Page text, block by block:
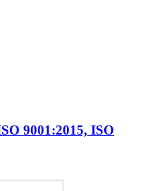
9001:2015, ISO